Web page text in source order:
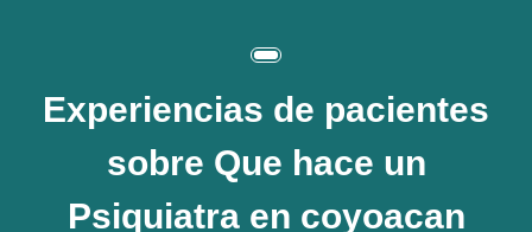
Experiencias de pacientes
sobre Que hace un
Psiquiatra en coyoacan